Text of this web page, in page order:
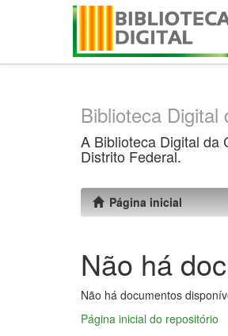
Biblioteca
A Biblioteca Digital da
Distrito Federal.
Página inicial
Não há
Não há documentos
Página inicial do repositório